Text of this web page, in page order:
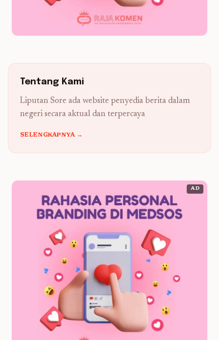
Tentang Kami
Liputan Sore ada website penyedia berita dalam
negeri secara aktual dan terpercaya
SELENGKAPNYA →
AD